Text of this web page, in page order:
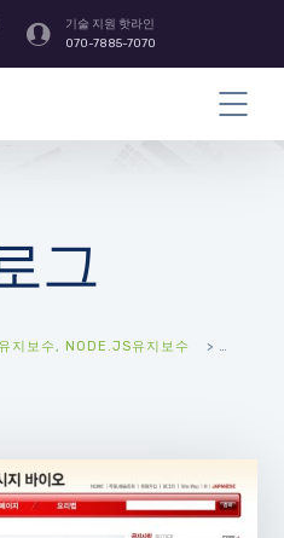
기술 지원 핫라인
070-7885-7070
그
지보수, NODE.JS유지보수 >